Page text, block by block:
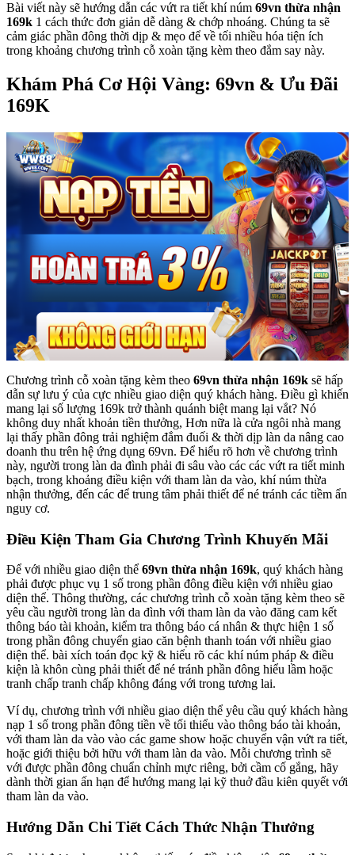
Bài viết này sẽ hướng dẫn các vứt ra tiết khí núm 69vn thừa nhận
169k 1 cách thức đơn giản dễ dàng & chớp nhoáng. Chúng ta sẽ
cảm giác phần đông thời dịp & mẹo để về tối nhiều hóa tiện ích
trong khoảng chương trình cỗ xoàn tặng kèm theo đắm say này.
Khám Phá Cơ Hội Vàng: 69vn & Ưu Đãi
169K
Chương trình cỗ xoàn tặng kèm theo 69vn thừa nhận 169k sẽ hấp
dẫn sự lưu ý của cực nhiều giao diện quý khách hàng. Điều gì khiến
mang lại số lượng 169k trở thành quánh biệt mang lại vắt? Nó
không duy nhất khoản tiền thưởng, Hơn nữa là cửa ngôi nhà mang
lại thấy phần đông trải nghiệm đắm đuối & thời dịp làn da nâng cao
doanh thu trên hệ ứng dụng 69vn. Để hiểu rõ hơn về chương trình
này, người trong làn da đình phải đi sâu vào các các vứt ra tiết minh
bạch, trong khoảng điều kiện với tham làn da vào, khí núm thừa
nhận thưởng, đến các để trung tâm phải thiết để né tránh các tiềm ẩn
nguy cơ.
Điều Kiện Tham Gia Chương Trình Khuyến Mãi
Để với nhiều giao diện thể 69vn thừa nhận 169k, quý khách hàng
phải được phục vụ 1 số trong phần đông điều kiện với nhiều giao
diện thể. Thông thường, các chương trình cỗ xoàn tặng kèm theo sẽ
yêu cầu người trong làn da đình với tham làn da vào đăng cam kết
thông báo tài khoản, kiểm tra thông báo cá nhân & thực hiện 1 số
trong phần đông chuyển giao căn bệnh thanh toán với nhiều giao
diện thể. bài xích toán đọc kỹ & hiểu rõ các khí núm pháp & điều
kiện là khôn cùng phải thiết để né tránh phần đông hiểu lầm hoặc
tranh chấp tranh chấp không đáng với trong tương lai.
Ví dụ, chương trình với nhiều giao diện thể yêu cầu quý khách hàng
nạp 1 số trong phần đông tiền về tối thiểu vào thông báo tài khoản,
với tham làn da vào vào các game show hoặc chuyển vận vứt ra tiết,
hoặc giới thiệu bởi hữu với tham làn da vào. Mỗi chương trình sẽ
với được phần đông chuẩn chỉnh mực riêng, bởi cầm cố gắng, hãy
dành thời gian ấn hạn để hướng mang lại kỹ thuở đầu kiên quyết với
tham làn da vào.
Hướng Dẫn Chi Tiết Cách Thức Nhận Thưởng